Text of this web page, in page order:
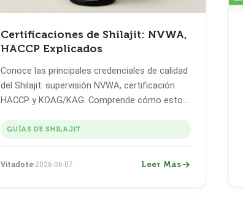
Certificaciones de Shilajit: NVWA,
HACCP Explicados
Conoce las principales credenciales de calidad
del Shilajit: supervisión NVWA, certificación
HACCP y KOAG/KAG. Comprende cómo estos
calidad del producto.
GUÍAS DE SHILAJIT
Vitadote 2026-06-07 Leer Más